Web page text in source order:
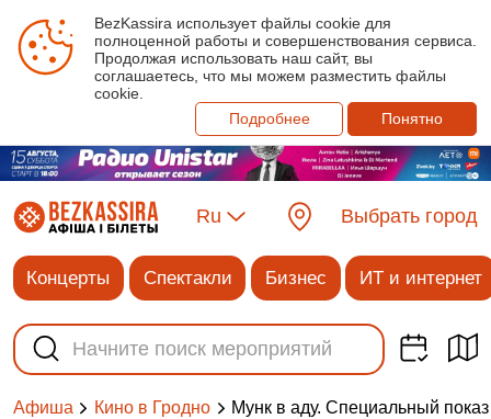
BezKassira использует файлы cookie для
полноценной работы и совершенствования сервиса.
Продолжая использовать наш сайт, вы
соглашаетесь, что мы можем разместить файлы
cookie.
Подробнее
Понятно
Ru Выбрать город
Концерты Спектакли Бизнес ИТ и интернет
Афиша Кино в Гродно Мунк в аду. Специальный показ